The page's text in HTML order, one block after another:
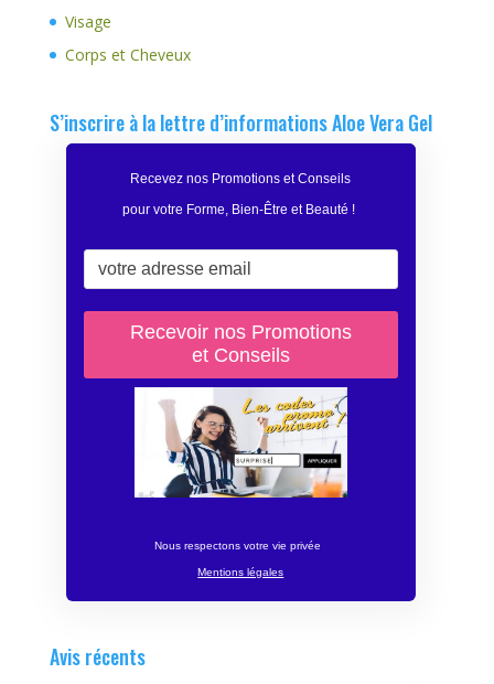
Visage
Corps et Cheveux
S’inscrire à la lettre d’informations Aloe Vera Gel
Recevez nos Promotions et Conseils
pour votre Forme, Bien-Être et Beauté !
Nous respectons votre vie privée
Mentions légales
Avis récents